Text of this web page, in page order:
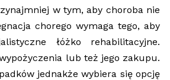
w tym, aby choroba nie
chorego wymaga tego, aby
łóżko rehabilitacyjne.
lub też jego zakupu.
jednakże wybiera się opcję